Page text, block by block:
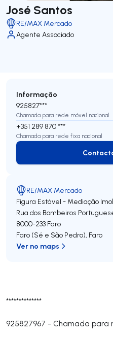
José Santos
RE/MAX Mercado
Agente Associado
**************
925827967 - Chamada para
Informação
925827***
Chamada para rede móvel nacional
+351 289 870 ***
Chamada para rede fixa nacional
RE/MAX Mercado
Figura Estável - Mediação
Rua dos Bombeiros
8000-233 Faro
Faro (Sé e São Pedro), Faro
Ver no maps